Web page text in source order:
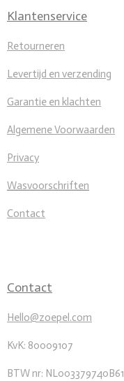
Klantenservice
Retourneren
Levertijd en verzending
Garantie en klachten
Algemene Voorwaarden
Privacy
Wasvoorschriften
Contact
Contact
Hello@zoepel.com
KvK: 80009107
BTW nr: NL003379740B61